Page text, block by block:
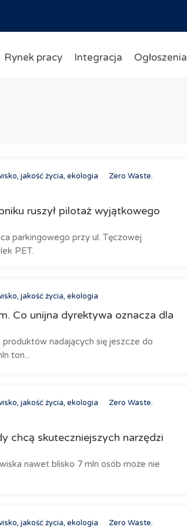
Rynek pracy Integracja Ogłoszenia
jakość życia, ekologia
Zero Waste.
ruszył pilotaż wyjątkowego
parkingowego przy ul. Tęczowej
PET.
jakość życia, ekologia
Co unijna dyrektywa oznacza dla
nadających się jeszcze do
ton...
jakość życia, ekologia
Zero Waste.
chcą skuteczniejszych narzędzi
nawet blisko 7 mln osób może nie
jakość życia, ekologia
Zero Waste.